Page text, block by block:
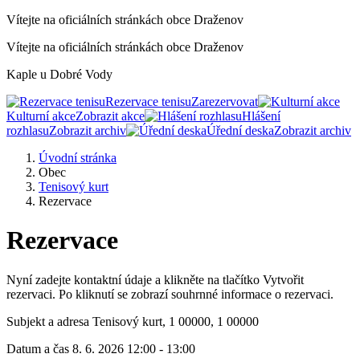
Vítejte na oficiálních stránkách obce Draženov
Vítejte na oficiálních stránkách obce Draženov
Kaple u Dobré Vody
Rezervace tenisuZarezervovat
Kulturní akceZobrazit akce
Hlášení
rozhlasuZobrazit archiv Úřední deskaZobrazit archiv
Úvodní stránka
Obec
Tenisový kurt
Rezervace
Rezervace
Nyní zadejte kontaktní údaje a klikněte na tlačítko Vytvořit
rezervaci. Po kliknutí se zobrazí souhrnné informace o rezervaci.
Subjekt a adresa Tenisový kurt, 1 00000, 1 00000
Datum a čas 8. 6. 2026 12:00 - 13:00